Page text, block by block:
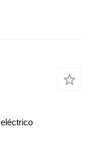
eléctrico